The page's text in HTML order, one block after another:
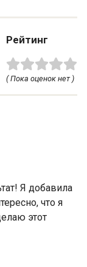
Рейтинг
( Пока оценок нет )
Я добавила
что я
этот